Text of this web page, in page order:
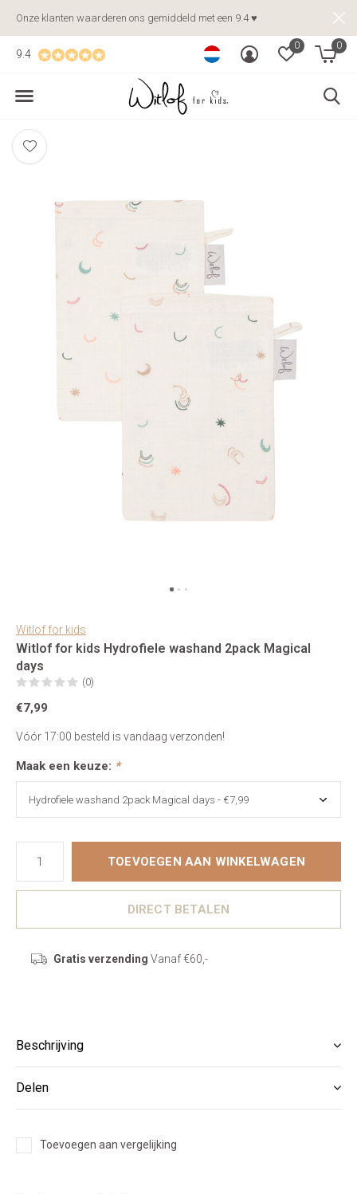
0 0
9.4
Onze klanten waarderen ons gemiddeld met een 9.4 ♥
Witlof for kids
Witlof for kids Hydrofiele washand 2pack Magical
days
(0)
€7,99
Vóór 17:00 besteld is vandaag verzonden!
Maak een keuze: *
TOEVOEGEN AAN WINKELWAGEN
DIRECT BETALEN
Gratis verzending Vanaf €60,-
Beschrijving
Delen
Toevoegen aan vergelijking